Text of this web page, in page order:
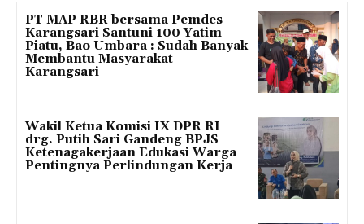
PT MAP RBR bersama Pemdes
Karangsari Santuni 100 Yatim
Piatu, Bao Umbara : Sudah Banyak
Membantu Masyarakat
Karangsari
Wakil Ketua Komisi IX DPR RI
drg. Putih Sari Gandeng BPJS
Ketenagakerjaan Edukasi Warga
Pentingnya Perlindungan Kerja